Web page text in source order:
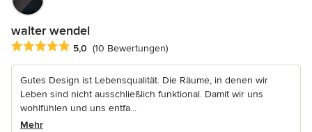
walter wendel
Durchschnittliche Bewertung: 5 von 5 Sternen
5,0 (10 Bewertungen)
Gutes Design ist Lebensqualität. Die Räume, in denen wir
Leben sind nicht ausschließlich funktional. Damit wir uns
wohlfühlen und uns entfa...
Mehr